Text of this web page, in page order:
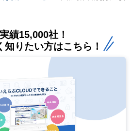
績15,000社！
知りたい方はこちら！